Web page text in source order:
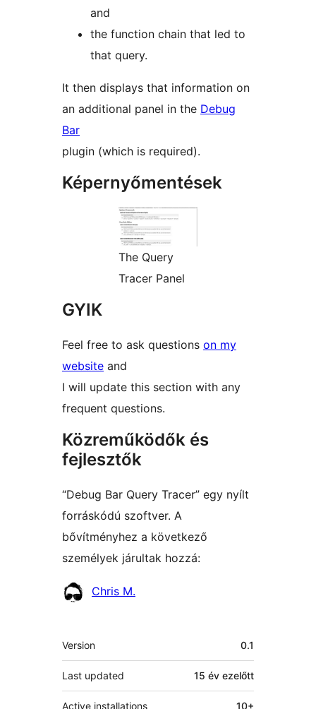
and
the function chain that led to
that query.
It then displays that information on
an additional panel in the Debug
Bar
plugin (which is required).
Képernyőmentések
The Query
Tracer Panel
GYIK
Feel free to ask questions on my
website and
I will update this section with any
frequent questions.
Közreműködők és
fejlesztők
“Debug Bar Query Tracer” egy nyílt
forráskódú szoftver. A
bővítményhez a következő
személyek járultak hozzá:
Közreműködők
Chris M.
Meta
Version 0.1
Last updated 15 év ezelőtt
Active installations 10+